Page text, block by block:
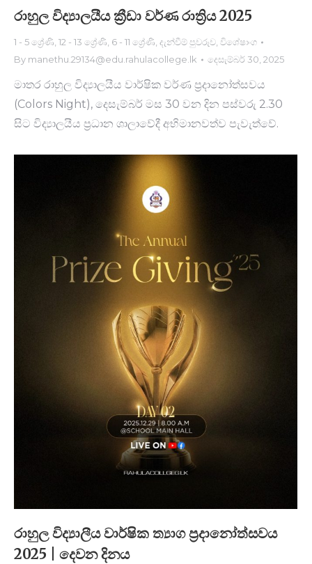
රාහුල විද්‍යාලයීය ක්‍රීඩා වර්ණ රාත්‍රිය 2025
1 - 5 ශ්‍රේණි 12 - 13 ශ්‍රේණි 6 - 11 ශ්‍රේණි දැන්වීම් පුවරුව විශේෂාංග
By manethu.29134@edu.rahulacollege.lk දෙසැම්බර් 30, 2025
මාතර රාහුල විද්‍යාලයීය වාර්ෂික වර්ණ ප්‍රදානෝත්සවය
(Colors Night), දෙසැම්බර් මස 30 වන දින පස්වරු 2.30
සිට විද්‍යාලයීය ප්‍රධාන ශාලාවේදී අභිමානවත්ව පැවැත්වේ.
රාහුල විද්‍යාලීය වාර්ෂික ත්‍යාග ප්‍රදානෝත්සවය
2025 | දෙවන දිනය